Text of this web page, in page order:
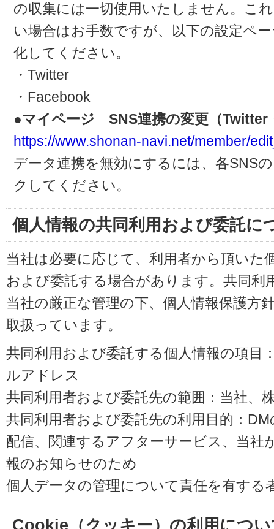
の収集には一切使用いたしません。こ
い場合はお手数ですが、以下の設定ペ
化してください。
・Twitter
・Facebook
●マイページ SNS連携の変更（Twitter
https://www.shonan-navi.net/member/
データ連携を無効にするには、各SNS
クしてください。
個人情報の共同利用および委託に
当社は必要に応じて、利用者から頂いた
および委託する場合があります。共同利
当社の厳正な管理の下、個人情報保護方
取扱っています。
共同利用および委託する個人情報の項目
ルアドレス
共同利用者および委託先の範囲：当社、
共同利用者および委託先の利用目的：
配信、関連するアフターサービス、当社
報のお知らせのため
個人データの管理について責任を有する
Cookie（クッキー）の利用につ